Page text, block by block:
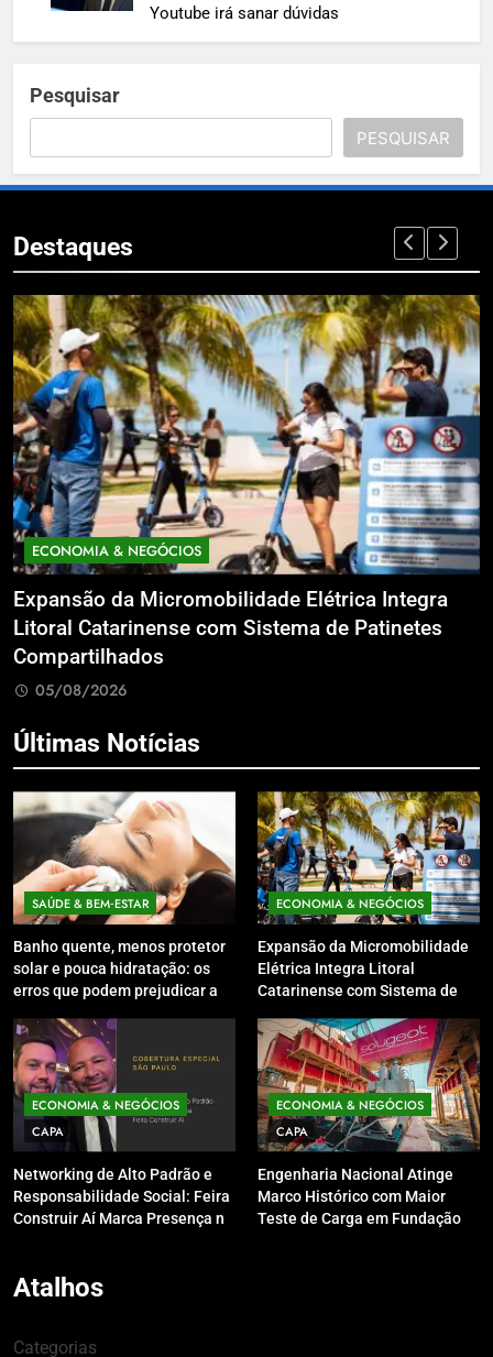
Youtube irá sanar dúvidas
Pesquisar
PESQUISAR
Destaques
Elétrica Integra
Sistema de Patinetes
ECONOMIA & NEGÓCIOS
Networking de Alto
Social: Feira Construir
Últimas Notícias
SAÚDE & BEM‑ESTAR
Banho quente, menos protetor
solar e pouca hidratação: os
erros que podem prejudicar a
inverno
ECONOMIA & NEGÓCIOS
Expansão da Micromobilidade
Elétrica Integra Litoral
Catarinense com Sistema de
ECONOMIA & NEGÓCIOS
CAPA
Networking de Alto Padrão e
Responsabilidade Social: Feira
Construir Aí Marca Presença no
ECONOMIA & NEGÓCIOS
CAPA
Engenharia Nacional Atinge
Marco Histórico com Maior
Teste de Carga em Fundação
Atalhos
Categorias